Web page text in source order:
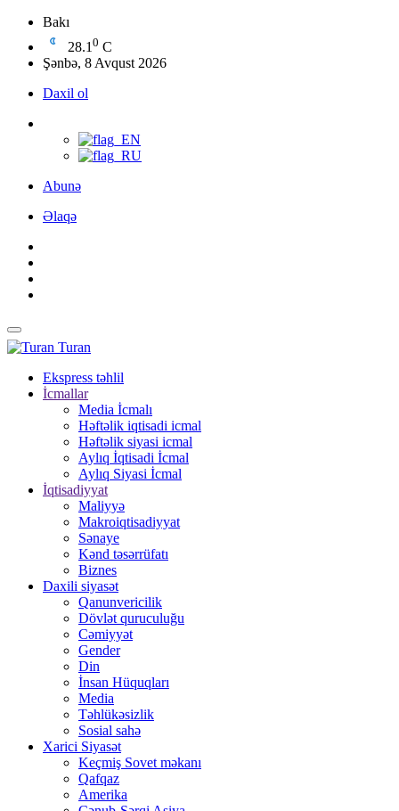
Bakı
28.1 0 C
Şənbə, 8 Avqust 2026
Daxil ol
Abunə
Əlaqə
Turan
Ekspress təhlil
İcmallar
Media İcmalı
Həftəlik iqtisadi icmal
Həftəlik siyasi icmal
Aylıq İqtisadi İcmal
Aylıq Siyasi İcmal
İqtisadiyyat
Maliyyə
Makroiqtisadiyyat
Sənaye
Kənd təsərrüfatı
Biznes
Daxili siyasət
Qanunvericilik
Dövlət quruculuğu
Cəmiyyət
Gender
Din
İnsan Hüquqları
Media
Təhlükəsizlik
Sosial sahə
Xarici Siyasət
Keçmiş Sovet məkanı
Qafqaz
Amerika